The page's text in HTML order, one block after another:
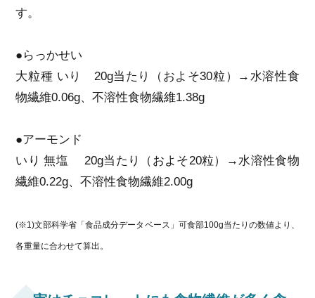
す。
●らっかせい
大粒種 いり 20g当たり（およそ30粒）→水溶性食
物繊維0.06g、不溶性食物繊維1.38g
●アーモンド
いり 無塩 20g当たり（およそ20粒）→水溶性食物
繊維0.22g、不溶性食物繊維2.00g
(※1)文部科学省「食品成分データベース」可食部100g当たりの数値より、
各重量に合わせて算出。